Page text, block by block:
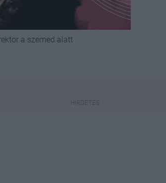
a szemed alatt